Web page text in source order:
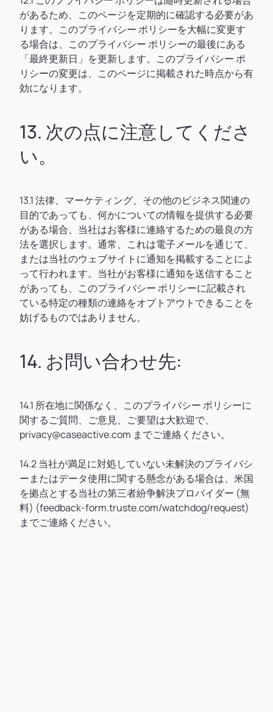
があるため、このページを定期的に確認する必要があ
ります。このプライバシー ポリシーを大幅に変更す
る場合は、このプライバシー ポリシーの最後にある
「最終更新日」を更新します。このプライバシー ポ
リシーの変更は、このページに掲載された時点から有
効になります。
13. 次の点に注意してくださ
い。
13.1 法律、マーケティング、その他のビジネス関連の
目的であっても、何かについての情報を提供する必要
がある場合、当社はお客様に連絡するための最良の方
法を選択します。通常、これは電子メールを通じて、
または当社のウェブサイトに通知を掲載することによ
って行われます。当社がお客様に通知を送信すること
があっても、このプライバシー ポリシーに記載され
ている特定の種類の連絡をオプトアウトできることを
妨げるものではありません。
14. お問い合わせ先:
14.1 所在地に関係なく、このプライバシー ポリシーに
関するご質問、ご意見、ご要望は大歓迎で、
privacy@caseactive.com までご連絡ください。
14.2 当社が満足に対処していない未解決のプライバシ
ーまたはデータ使用に関する懸念がある場合は、米国
を拠点とする当社の第三者紛争解決プロバイダー (無
料) (feedback-form.truste.com/watchdog/request)
までご連絡ください。